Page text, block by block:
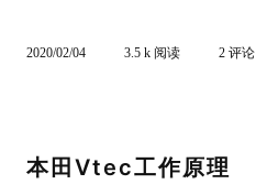
2020/02/04 3.5 k 阅读 2 评论
本田Vtec工作原理